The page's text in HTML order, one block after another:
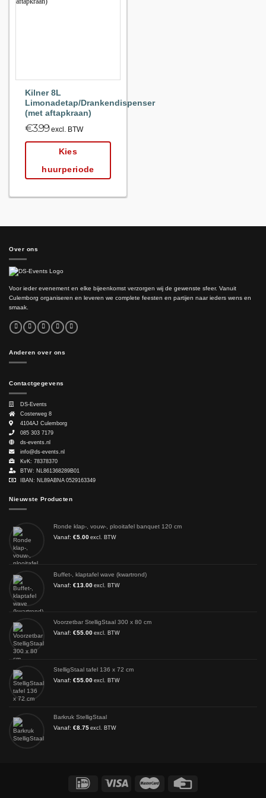
Kilner 8L
Limonadetap/Drankendispenser
(met aftapkraan)
€3.99excl. BTW
Kies
huurperiode
Over ons
Voor ieder evenement en elke bijeenkomst verzorgen wij de gewenste sfeer. Vanuit
Culemborg organiseren en leveren we complete feesten en partijen naar ieders wens en
smaak.
Anderen over ons
Contactgegevens
DS-Events
Costerweg 8
4104AJ Culemborg
085 303 7179
ds-events.nl
info@ds-events.nl
KvK: 78378370
BTW: NL861368289B01
IBAN: NL89ABNA 0529163349
Nieuwste Producten
Ronde klap-, vouw-, plooitafel banquet 120 cm
Vanaf: €5.00 excl. BTW
Buffet-, klaptafel wave (kwartrond)
Vanaf: €13.00 excl. BTW
Voorzetbar StelligStaal 300 x 80 cm
Vanaf: €55.00 excl. BTW
StelligStaal tafel 136 x 72 cm
Vanaf: €55.00 excl. BTW
Barkruk StelligStaal
Vanaf: €8.75 excl. BTW